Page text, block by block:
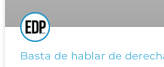
Basta de hablar de